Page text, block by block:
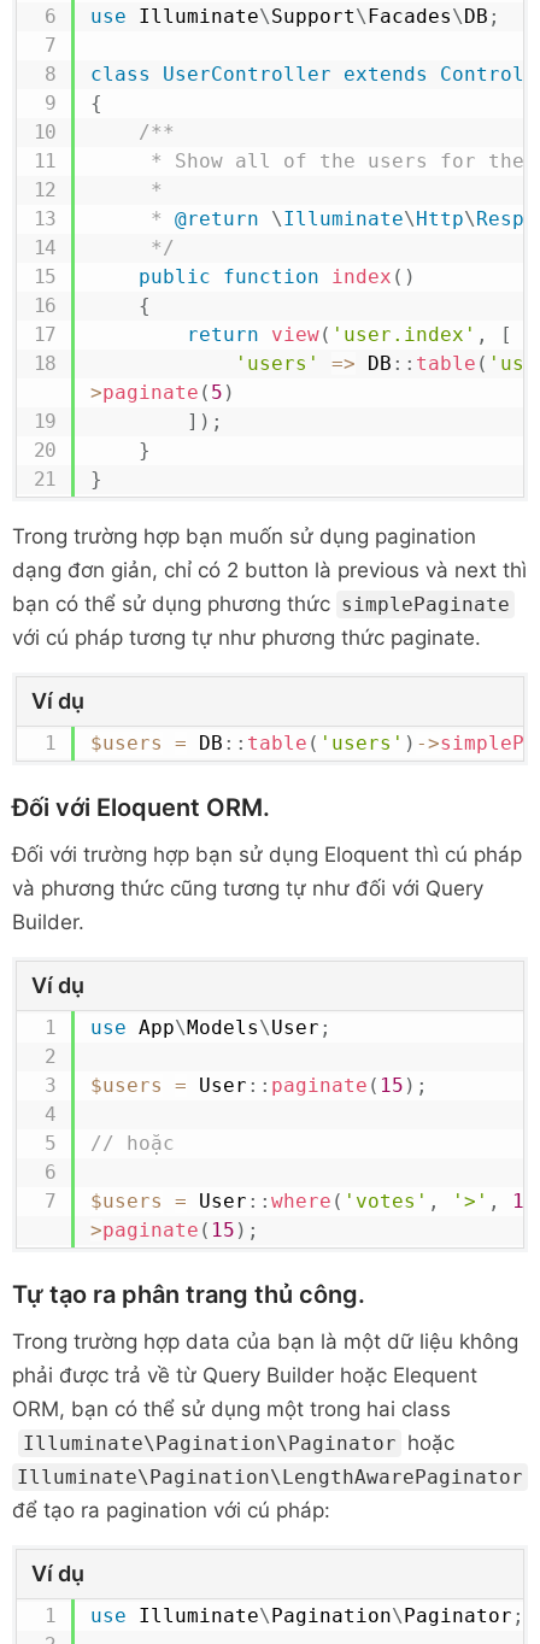
use
Illuminate\Support\Facades\DB ;
class UserController extends
{
/**
     *
@return \Illuminate\Http\
     */
public
function index ( )
{
return
view( 'user.index' ,
[
'users'
=> DB :: table (
>paginate ( 5 )
] ) ;
}
}
Trong trường hợp bạn muốn sử dụng pagination
dạng đơn giản, chỉ có 2 button là previous và next thì
bạn có thể sử dụng phương thức simplePaginate
với cú pháp tương tự như phương thức paginate.
Ví dụ
$users = DB :: table ( 'users' ) ->
Đối với Eloquent ORM.
Đối với trường hợp bạn sử dụng Eloquent thì cú pháp
và phương thức cũng tương tự như đối với Query
Builder.
Ví dụ
use App\Models\User ;
$users = User :: paginate ( 15 ) ;
// hoặc
$users = User :: where ( 'votes' , '>' ,
>paginate ( 15 ) ;
Tự tạo ra phân trang thủ công.
Trong trường hợp data của bạn là một dữ liệu không
phải được trả về từ Query Builder hoặc Elequent
ORM, bạn có thể sử dụng một trong hai class
Illuminate\Pagination\Paginator hoặc
Illuminate\Pagination\LengthAwarePaginator
để tạo ra pagination với cú pháp:
Ví dụ
use Illuminate\Pagination\Paginator ;